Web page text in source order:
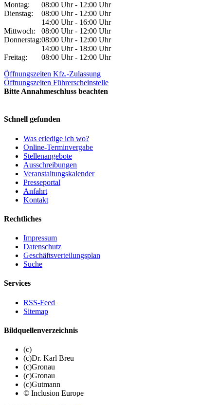
Montag:
08:00 Uhr - 12:00 Uhr
Dienstag:
08:00 Uhr - 12:00 Uhr
14:00 Uhr - 16:00 Uhr
Mittwoch:
08:00 Uhr - 12:00 Uhr
Donnerstag:08:00 Uhr - 12:00 Uhr
14:00 Uhr - 18:00 Uhr
Freitag:
08:00 Uhr - 12:00 Uhr
Öffnungszeiten Kfz.-Zulassung
Öffnungszeiten Führerscheinstelle
Bitte Annahmeschluss beachten
Schnell gefunden
Was erledige ich wo?
Online-Terminvergabe
Stellenangebote
Ausschreibungen
Veranstaltungskalender
Presseportal
Anfahrt
Kontakt
Rechtliches
Impressum
Datenschutz
Geschäftsverteilungsplan
Suche
Services
RSS-Feed
Sitemap
Bildquellenverzeichnis
(c)
(c)Dr. Karl Breu
(c)Gronau
(c)Gronau
(c)Gutmann
© Inclusion Europe